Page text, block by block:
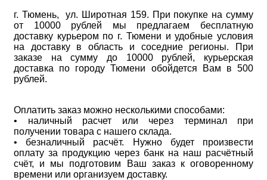
г. Тюмень, ул. Широтная 159. При покупке на сумму
от 10000 рублей мы предлагаем бесплатную
доставку курьером по г. Тюмени и удобные условия
на доставку в область и соседние регионы. При
заказе на сумму до 10000 рублей, курьерская
доставка по городу Тюмени обойдется Вам в 500
рублей.
Оплатить заказ можно несколькими способами:
• наличный расчет или через терминал при
получении товара с нашего склада.
• безналичный расчёт. Нужно будет произвести
оплату за продукцию через банк на наш расчётный
счёт, и мы подготовим Ваш заказ к оговоренному
времени или организуем доставку.